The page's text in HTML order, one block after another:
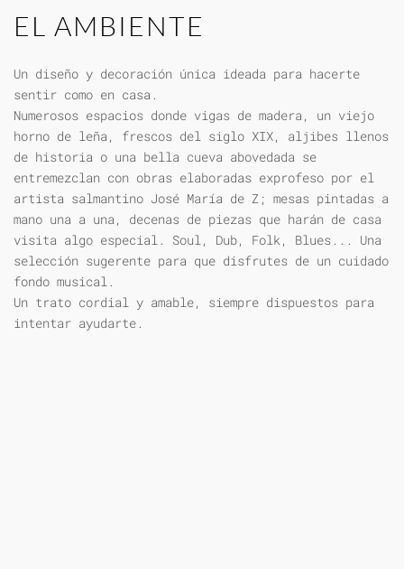
EL AMBIENTE
Un diseño y decoración única ideada para hacerte
sentir como en casa.
Numerosos espacios donde vigas de madera, un viejo
horno de leña, frescos del siglo XIX, aljibes llenos
de historia o una bella cueva abovedada se
entremezclan con obras elaboradas exprofeso por el
artista salmantino José María de Z; mesas pintadas a
mano una a una, decenas de piezas que harán de casa
visita algo especial. Soul, Dub, Folk, Blues... Una
selección sugerente para que disfrutes de un cuidado
fondo musical.
Un trato cordial y amable, siempre dispuestos para
intentar ayudarte.